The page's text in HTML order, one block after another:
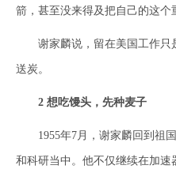
箭，甚至没来得及把自己的这个
谢家麟说，留在美国工作只
送炭。
2 想吃馒头，先种麦子
1955年7月，谢家麟回到祖国
和科研当中。他不仅继续在加